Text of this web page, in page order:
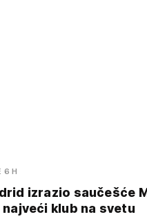
6 H
izrazio saučešće
klub na svetu